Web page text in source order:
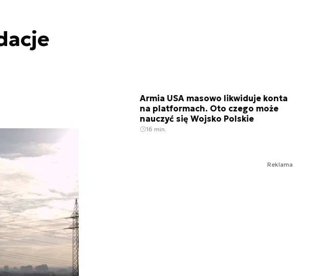
Armia USA masowo likwiduje konta
na platformach. Oto czego może
nauczyć się Wojsko Polskie
16 min.
Reklama